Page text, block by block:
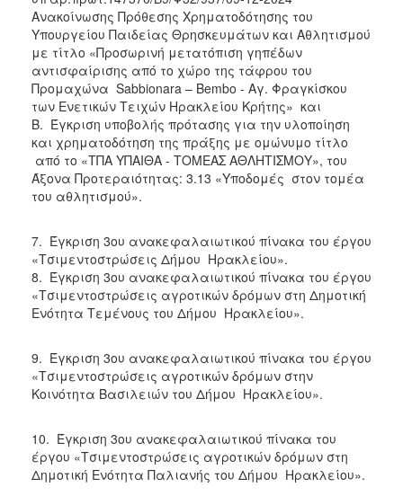
Ανακοίνωσης Πρόθεσης Χρηματοδότησης του
Υπουργείου Παιδείας Θρησκευμάτων και Αθλητισμού
με τίτλο «Προσωρινή μετατόπιση γηπέδων
αντισφαίρισης από το χώρο της τάφρου του
Προμαχώνα Sabbionara – Bembo - Αγ. Φραγκίσκου
των Ενετικών Τειχών Ηρακλείου Κρήτης» και
Β. Έγκριση υποβολής πρότασης για την υλοποίηση
και χρηματοδότηση της πράξης με ομώνυμο τίτλο
από το «ΤΠΑ ΥΠΑΙΘΑ - ΤΟΜΕΑΣ ΑΘΛΗΤΙΣΜΟΥ», του
Άξονα Προτεραιότητας: 3.13 «Υποδομές στον τομέα
του αθλητισμού».
7. Έγκριση 3ου ανακεφαλαιωτικού πίνακα του έργου
«Τσιμεντοστρώσεις Δήμου Ηρακλείου».
8. Έγκριση 3ου ανακεφαλαιωτικού πίνακα του έργου
«Τσιμεντοστρώσεις αγροτικών δρόμων στη Δημοτική
Ενότητα Τεμένους του Δήμου Ηρακλείου».
9. Έγκριση 3ου ανακεφαλαιωτικού πίνακα του έργου
«Τσιμεντοστρώσεις αγροτικών δρόμων στην
Κοινότητα Βασιλειών του Δήμου Ηρακλείου».
10. Έγκριση 3ου ανακεφαλαιωτικού πίνακα του
έργου «Τσιμεντοστρώσεις αγροτικών δρόμων στη
Δημοτική Ενότητα Παλιανής του Δήμου Ηρακλείου».